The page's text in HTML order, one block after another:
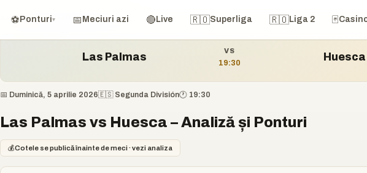
⚽ Ponturi▾ 📅 Meciuri azi 🔴 Live 🇷🇴Superliga 🇷🇴Liga 2 🃏
Acasă›Ponturi›Las Palmas vs Huesca
Las Palmas
VS
19:30 Huesca
📅 Duminică, 5 aprilie 2026🇪🇸 Segunda División🕐 19:30
Las Palmas vs Huesca – Analiză și Ponturi
💰Cotele se publică înainte de meci · vezi analiza